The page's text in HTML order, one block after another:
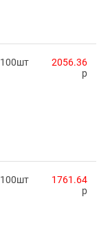
100шт
2056.36
p
100шт
1761.64
p